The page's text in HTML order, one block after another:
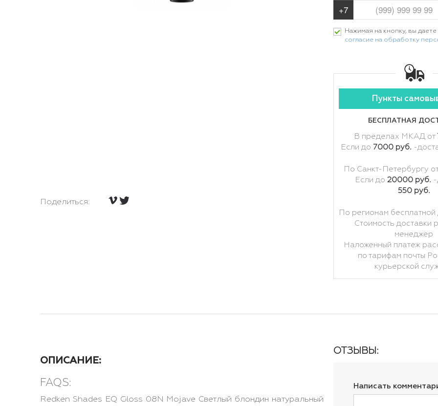
Поделиться:
Нажимая на кнопку, вы даете
согласие на обработку
Пункты
БЕСПЛАТНАЯ
В пределах МКАД от
Если до 7000 руб. -
По Санкт-Петербургу
Если до20000 руб. -
550 руб.
По регионам бесплатной
Стоимость доставки
менеджер
Наложенный платеж
по тарифам почты
курьерской
ОПИСАНИЕ:
FAQS:
Redken Shades EQ Gloss 08N Mojave Светлый блондин натуральный
ОТЗЫВЫ:
Написать